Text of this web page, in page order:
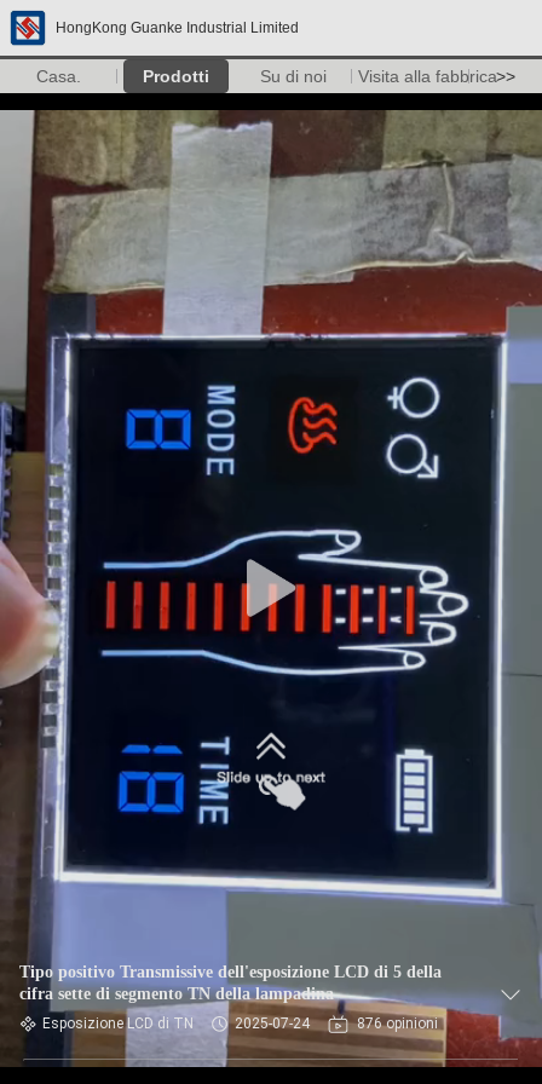
HongKong Guanke Industrial Limited
Casa. Prodotti Su di noi Visita alla fabbrica>>
Tipo positivo Transmissive dell'esposizione LCD di 5 della
cifra sette di segmento TN della lampadina
Esposizione LCD di TN 2025-07-24 876 opinioni